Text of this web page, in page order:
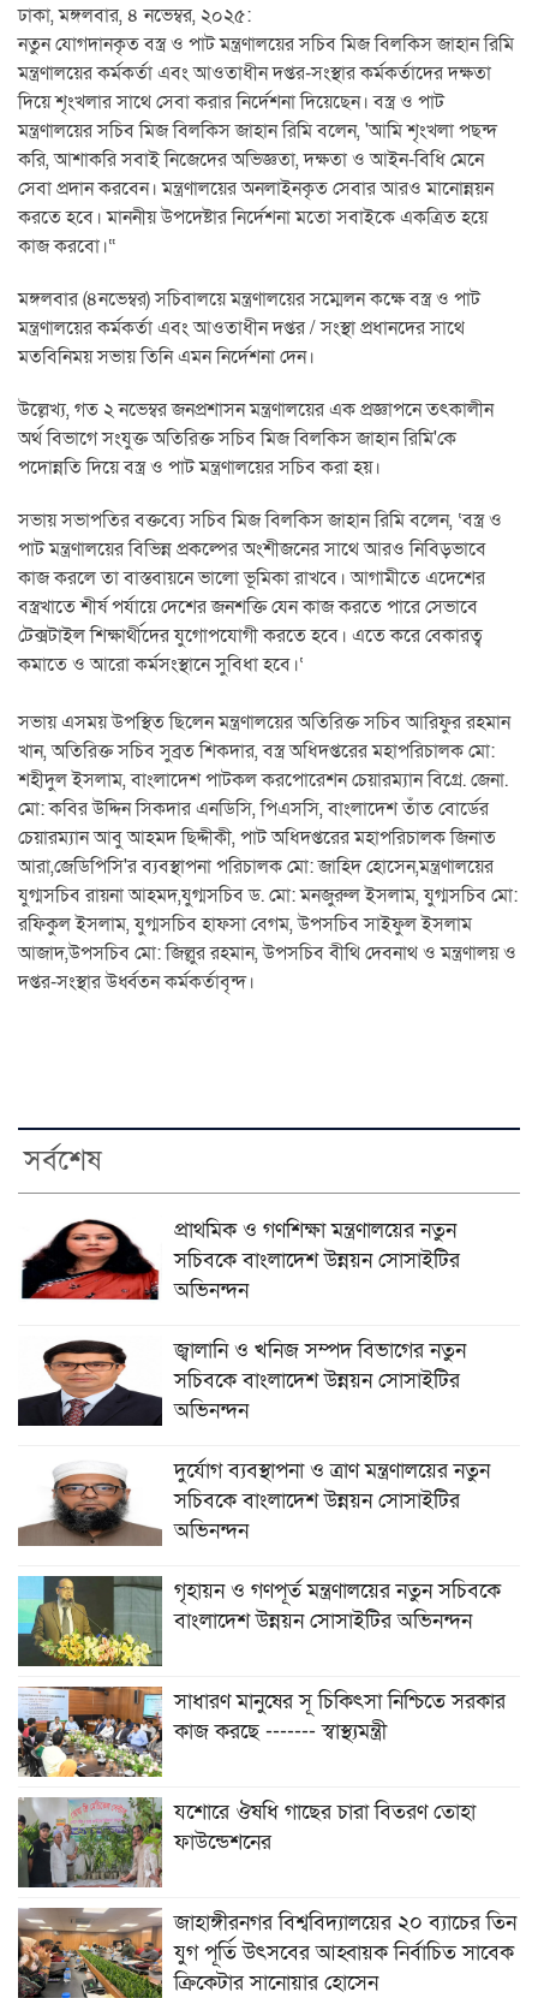
ঢাকা, মঙ্গলবার, ৪ নভেম্বর, ২০২৫:
নতুন যোগদানকৃত বস্ত্র ও পাট মন্ত্রণালয়ের সচিব মিজ বিলকিস জাহান রিমি
মন্ত্রণালয়ের কর্মকর্তা এবং আওতাধীন দপ্তর-সংস্থার কর্মকর্তাদের দক্ষতা
দিয়ে শৃংখলার সাথে সেবা করার নির্দেশনা দিয়েছেন। বস্ত্র ও পাট
মন্ত্রণালয়ের সচিব মিজ বিলকিস জাহান রিমি বলেন, 'আমি শৃংখলা পছন্দ
করি, আশাকরি সবাই নিজেদের অভিজ্ঞতা, দক্ষতা ও আইন-বিধি মেনে
সেবা প্রদান করবেন। মন্ত্রণালয়ের অনলাইনকৃত সেবার আরও মানোন্নয়ন
করতে হবে। মাননীয় উপদেষ্টার নির্দেশনা মতো সবাইকে একত্রিত হয়ে
কাজ করবো।“
মঙ্গলবার (৪নভেম্বর) সচিবালয়ে মন্ত্রণালয়ের সম্মেলন কক্ষে বস্ত্র ও পাট
মন্ত্রণালয়ের কর্মকর্তা এবং আওতাধীন দপ্তর / সংস্থা প্রধানদের সাথে
মতবিনিময় সভায় তিনি এমন নির্দেশনা দেন।
উল্লেখ্য, গত ২ নভেম্বর জনপ্রশাসন মন্ত্রণালয়ের এক প্রজ্ঞাপনে তৎকালীন
অর্থ বিভাগে সংযুক্ত অতিরিক্ত সচিব মিজ বিলকিস জাহান রিমি'কে
পদোন্নতি দিয়ে বস্ত্র ও পাট মন্ত্রণালয়ের সচিব করা হয়।
সভায় সভাপতির বক্তব্যে সচিব মিজ বিলকিস জাহান রিমি বলেন, ‘বস্ত্র ও
পাট মন্ত্রণালয়ের বিভিন্ন প্রকল্পের অংশীজনের সাথে আরও নিবিড়ভাবে
কাজ করলে তা বাস্তবায়নে ভালো ভূমিকা রাখবে। আগামীতে এদেশের
বস্ত্রখাতে শীর্ষ পর্যায়ে দেশের জনশক্তি যেন কাজ করতে পারে সেভাবে
টেক্সটাইল শিক্ষার্থীদের যুগোপযোগী করতে হবে। এতে করে বেকারত্ব
কমাতে ও আরো কর্মসংস্থানে সুবিধা হবে।‘
সভায় এসময় উপস্থিত ছিলেন মন্ত্রণালয়ের অতিরিক্ত সচিব আরিফুর রহমান
খান, অতিরিক্ত সচিব সুব্রত শিকদার, বস্ত্র অধিদপ্তরের মহাপরিচালক মো:
শহীদুল ইসলাম, বাংলাদেশ পাটকল করপোরেশন চেয়ারম্যান বিগ্রে. জেনা.
মো: কবির উদ্দিন সিকদার এনডিসি, পিএসসি, বাংলাদেশ তাঁত বোর্ডের
চেয়ারম্যান আবু আহমদ ছিদ্দীকী, পাট অধিদপ্তরের মহাপরিচালক জিনাত
আরা,জেডিপিসি'র ব্যবস্থাপনা পরিচালক মো: জাহিদ হোসেন,মন্ত্রণালয়ের
যুগ্মসচিব রায়না আহমদ,যুগ্মসচিব ড. মো: মনজুরুল ইসলাম, যুগ্মসচিব মো:
রফিকুল ইসলাম, যুগ্মসচিব হাফসা বেগম, উপসচিব সাইফুল ইসলাম
আজাদ,উপসচিব মো: জিল্লুর রহমান, উপসচিব বীথি দেবনাথ ও মন্ত্রণালয় ও
দপ্তর-সংস্থার উর্ধ্বতন কর্মকর্তাবৃন্দ।
সর্বশেষ
প্রাথমিক ও গণশিক্ষা মন্ত্রণালয়ের নতুন
সচিবকে বাংলাদেশ উন্নয়ন সোসাইটির
অভিনন্দন
জ্বালানি ও খনিজ সম্পদ বিভাগের নতুন
সচিবকে বাংলাদেশ উন্নয়ন সোসাইটির
অভিনন্দন
দুর্যোগ ব্যবস্থাপনা ও ত্রাণ মন্ত্রণালয়ের নতুন
সচিবকে বাংলাদেশ উন্নয়ন সোসাইটির
অভিনন্দন
গৃহায়ন ও গণপূর্ত মন্ত্রণালয়ের নতুন সচিবকে
বাংলাদেশ উন্নয়ন সোসাইটির অভিনন্দন
সাধারণ মানুষের সূ চিকিৎসা নিশ্চিতে সরকার
কাজ করছে ------- স্বাস্থ্যমন্ত্রী
যশোরে ঔষধি গাছের চারা বিতরণ তোহা
ফাউন্ডেশনের
জাহাঙ্গীরনগর বিশ্ববিদ্যালয়ের ২০ ব্যাচের তিন
যুগ পূর্তি উৎসবের আহ্বায়ক নির্বাচিত সাবেক
ক্রিকেটার সানোয়ার হোসেন